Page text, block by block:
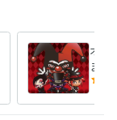
オリ
ま
コッ